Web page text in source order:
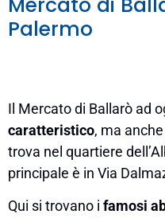
Palermo
Il Mercato di Ballarò ad
caratteristico, ma
trova nel quartiere
principale è in Via
Qui si trovano i famosi